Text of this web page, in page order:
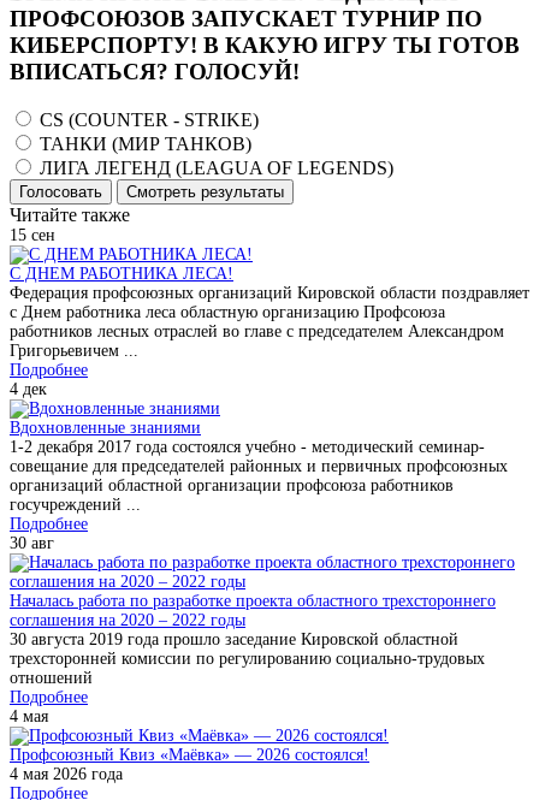
ПРОФСОЮЗОВ ЗАПУСКАЕТ ТУРНИР ПО
КИБЕРСПОРТУ! В КАКУЮ ИГРУ ТЫ ГОТОВ
ВПИСАТЬСЯ? ГОЛОСУЙ!
CS (COUNTER - STRIKE)
ТАНКИ (МИР ТАНКОВ)
ЛИГА ЛЕГЕНД (LEAGUA OF LEGENDS)
Голосовать Смотреть результаты
Читайте также
15 сен
С ДНЕМ РАБОТНИКА ЛЕСА!
Федерация профсоюзных организаций Кировской области поздравляет
с Днем работника леса областную организацию Профсоюза
работников лесных отраслей во главе с председателем Александром
Григорьевичем ...
Подробнее
4 дек
Вдохновленные знаниями
1-2 декабря 2017 года состоялся учебно - методический семинар-
совещание для председателей районных и первичных профсоюзных
организаций областной организации профсоюза работников
госучреждений ...
Подробнее
30 авг
Началась работа по разработке проекта областного трехстороннего
соглашения на 2020 – 2022 годы
30 августа 2019 года прошло заседание Кировской областной
трехсторонней комиссии по регулированию социально-трудовых
отношений
Подробнее
4 мая
Профсоюзный Квиз «Маёвка» — 2026 состоялся!
4 мая 2026 года
Подробнее